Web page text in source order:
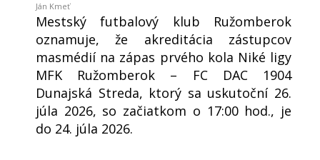
Ján Kmeť
Mestský futbalový klub Ružomberok
oznamuje, že akreditácia zástupcov
masmédií na zápas prvého kola Niké ligy
MFK Ružomberok – FC DAC 1904
Dunajská Streda, ktorý sa uskutoční 26.
júla 2026, so začiatkom o 17:00 hod., je
do 24. júla 2026.